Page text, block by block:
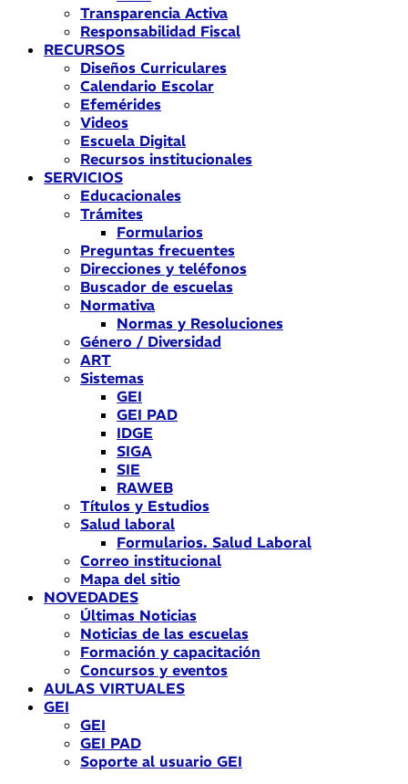
Transparencia Activa
Responsabilidad Fiscal
RECURSOS
Diseños Curriculares
Calendario Escolar
Efemérides
Videos
Escuela Digital
Recursos institucionales
SERVICIOS
Educacionales
Trámites
Formularios
Preguntas frecuentes
Direcciones y teléfonos
Buscador de escuelas
Normativa
Normas y Resoluciones
Género / Diversidad
ART
Sistemas
GEI
GEI PAD
IDGE
SIGA
SIE
RAWEB
Títulos y Estudios
Salud laboral
Formularios. Salud Laboral
Correo institucional
Mapa del sitio
NOVEDADES
Últimas Noticias
Noticias de las escuelas
Formación y capacitación
Concursos y eventos
AULAS VIRTUALES
GEI
GEI
GEI PAD
Soporte al usuario GEI